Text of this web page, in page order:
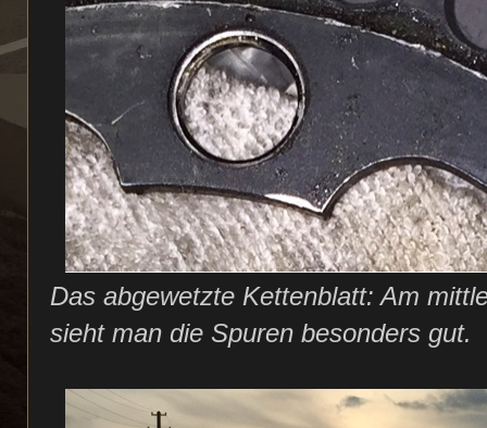
Das abgewetzte Kettenblatt: Am
sieht man die Spuren besonders gut.